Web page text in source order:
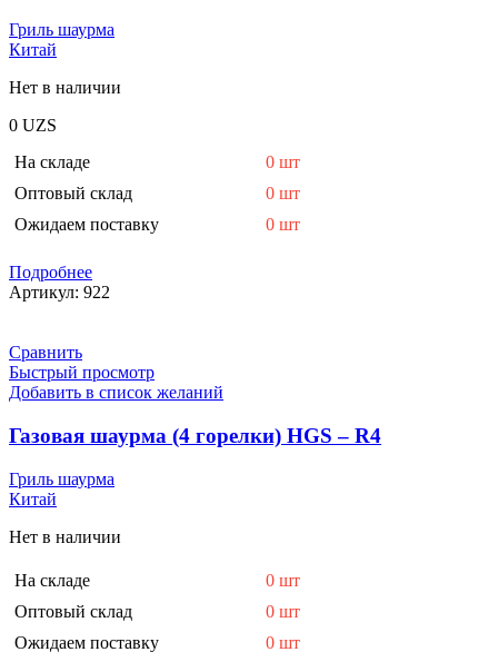
Гриль шаурма
Китай
Нет в наличии
0 UZS
На складе
0 шт
Оптовый склад
0 шт
Ожидаем поставку
0 шт
Подробнее
Артикул: 922
Сравнить
Быстрый просмотр
Добавить в список желаний
Газовая шаурма (4 горелки) HGS – R4
Гриль шаурма
Китай
Нет в наличии
На складе
0 шт
Оптовый склад
0 шт
Ожидаем поставку
0 шт